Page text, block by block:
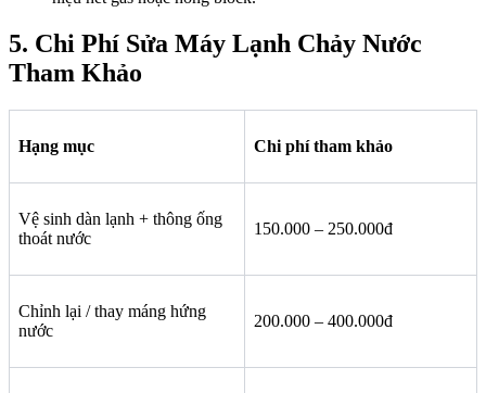
5. Chi Phí Sửa Máy Lạnh Chảy Nước
Tham Khảo
Hạng mục Chi phí tham khảo
Vệ sinh dàn lạnh + thông ống
thoát nước
150.000 – 250.000đ
Chỉnh lại / thay máng hứng
nước
200.000 – 400.000đ